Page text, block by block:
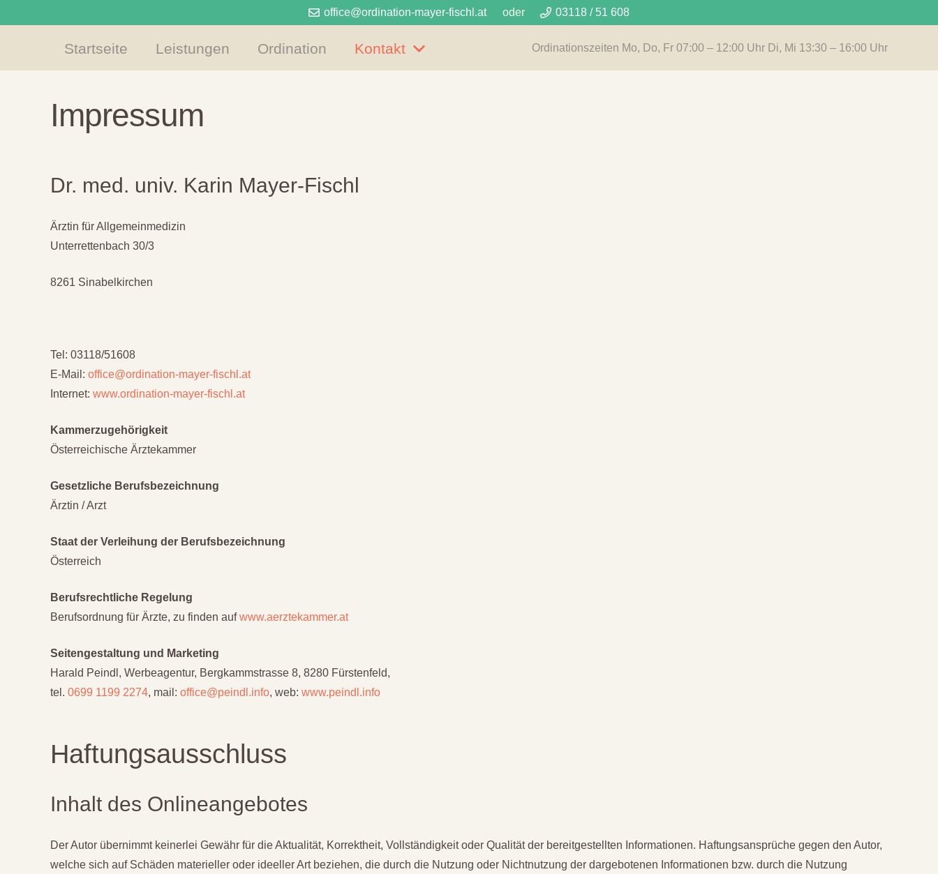
office@ordination-mayer-fischl.at oder 03118 / 51 608
Startseite Leistungen Ordination Kontakt Ordinationszeiten Mo, Do, Fr 07:00 – 12:00 Uhr Di, Mi 13:30 – 16:00 Uhr
Impressum
Dr. med. univ. Karin Mayer-Fischl
Ärztin für Allgemeinmedizin
Unterrettenbach 30/3
8261 Sinabelkirchen
Tel: 03118/51608
E-Mail: office@ordination-mayer-fischl.at
Internet: www.ordination-mayer-fischl.at
Kammerzugehörigkeit
Österreichische Ärztekammer
Gesetzliche Berufsbezeichnung
Ärztin / Arzt
Staat der Verleihung der Berufsbezeichnung
Österreich
Berufsrechtliche Regelung
Berufsordnung für Ärzte, zu finden aufwww.aerztekammer.at
Seitengestaltung und Marketing
Harald Peindl, Werbeagentur, Bergkammstrasse 8, 8280 Fürstenfeld,
tel. 0699 1199 2274, mail: office@peindl.info, web: www.peindl.info
Haftungsausschluss
Inhalt des Onlineangebotes
Der Autor übernimmt keinerlei Gewähr für die Aktualität, Korrektheit, Vollständigkeit oder Qualität der bereitgestellten Informationen. Haftungsansprüche gegen den Autor,
welche sich auf Schäden materieller oder ideeller Art beziehen, die durch die Nutzung oder Nichtnutzung der dargebotenen Informationen bzw. durch die Nutzung